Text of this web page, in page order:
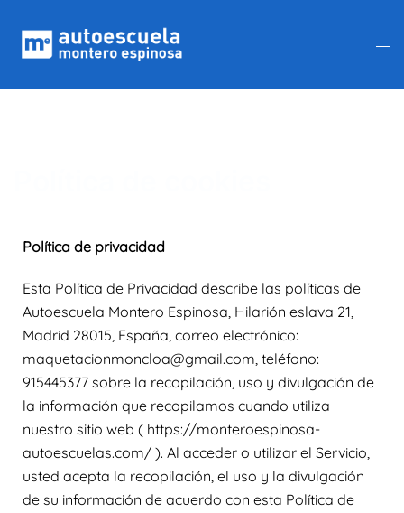
Política de privacidad
Esta Política de Privacidad describe las políticas de
Autoescuela Montero Espinosa, Hilarión eslava 21,
Madrid 28015, España, correo electrónico:
maquetacionmoncloa@gmail.com, teléfono:
915445377 sobre la recopilación, uso y divulgación de
la información que recopilamos cuando utiliza
nuestro sitio web ( https://monteroespinosa-
autoescuelas.com/ ). Al acceder o utilizar el Servicio,
usted acepta la recopilación, el uso y la divulgación
de su información de acuerdo con esta Política de